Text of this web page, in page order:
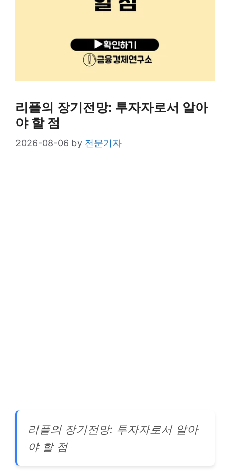
리플의 장기전망: 투자자로서 알아
야 할 점
2026-08-06 by 전문기자
리플의 장기전망: 투자자로서 알아
야 할 점